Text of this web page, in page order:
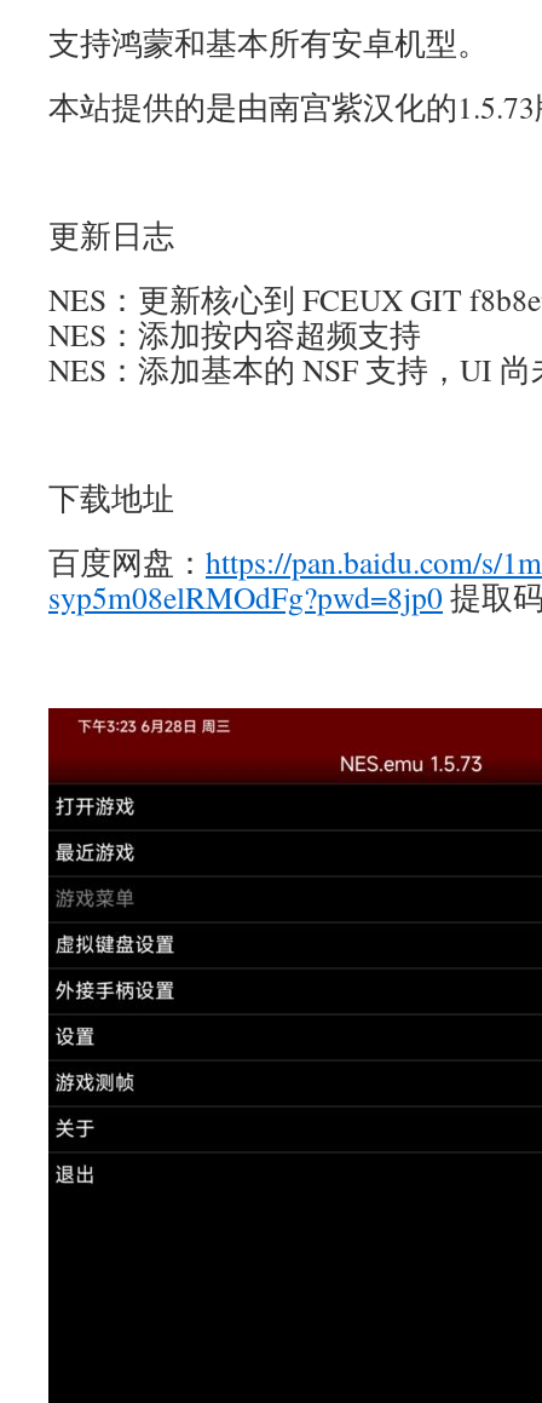
支持鸿蒙和基本所有安卓机型。
本站提供的是由南宫紫汉化的
更新日志
NES：更新核心到 FCEUX GIT
NES：添加按内容超频支持
NES：添加基本的 NSF 支持，UI
下载地址
百度网盘： https://pan.baidu.com/s/
syp5m08elRMOdFg?pwd=8jp0提取